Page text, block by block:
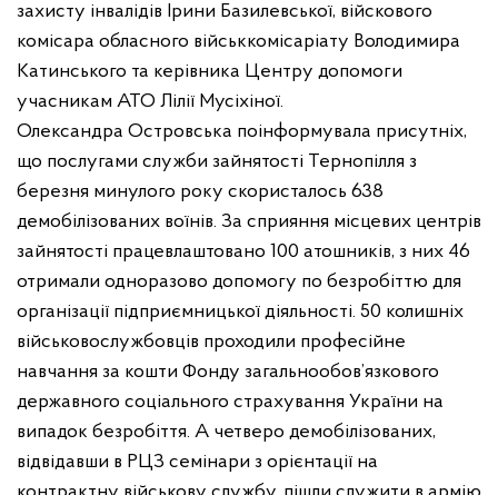
захисту інвалідів Ірини Базилевської, війскового
комісара обласного військкомісаріату Володимира
Катинського та керівника Центру допомоги
учасникам АТО Лілії Мусіхіної.
Олександра Островська поінформувала присутніх,
що послугами служби зайнятості Тернопілля з
березня минулого року скористалось 638
демобілізованих воїнів. За сприяння місцевих центрів
зайнятості працевлаштовано 100 атошників, з них 46
отримали одноразово допомогу по безробіттю для
організації підприємницької діяльності. 50 колишніх
військовослужбовців проходили професійне
навчання за кошти Фонду загальнообов’язкового
державного соціального страхування України на
випадок безробіття. А четверо демобілізованих,
відвідавши в РЦЗ семінари з орієнтації на